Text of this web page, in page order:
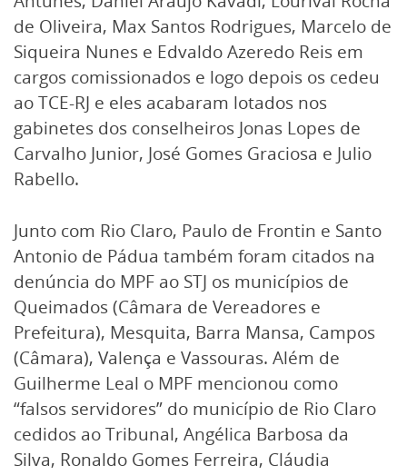
de Oliveira, Max Santos Rodrigues, Marcelo de
Siqueira Nunes e Edvaldo Azeredo Reis em
cargos comissionados e logo depois os cedeu
ao TCE-RJ e eles acabaram lotados nos
gabinetes dos conselheiros Jonas Lopes de
Carvalho Junior, José Gomes Graciosa e Julio
Rabello.
Junto com Rio Claro, Paulo de Frontin e Santo
Antonio de Pádua também foram citados na
denúncia do MPF ao STJ os municípios de
Queimados (Câmara de Vereadores e
Prefeitura), Mesquita, Barra Mansa, Campos
(Câmara), Valença e Vassouras. Além de
Guilherme Leal o MPF mencionou como
“falsos servidores” do município de Rio Claro
cedidos ao Tribunal, Angélica Barbosa da
Silva, Ronaldo Gomes Ferreira, Cláudia